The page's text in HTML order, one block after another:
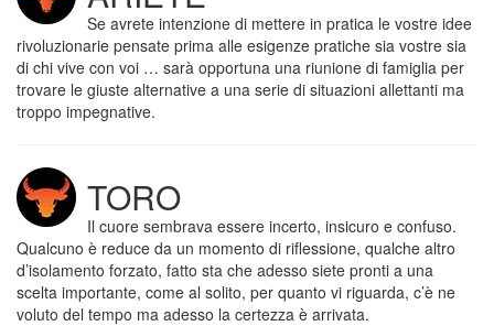
Se avrete intenzione di mettere in pratica le vostre idee
rivoluzionarie pensate prima alle esigenze pratiche sia vostre sia
di chi vive con voi … sarà opportuna una riunione di famiglia per
trovare le giuste alternative a una serie di situazioni allettanti ma
troppo impegnative.
TORO
Il cuore sembrava essere incerto, insicuro e confuso.
Qualcuno è reduce da un momento di riflessione, qualche altro
d’isolamento forzato, fatto sta che adesso siete pronti a una
scelta importante, come al solito, per quanto vi riguarda, c’è ne
voluto del tempo ma adesso la certezza è arrivata.